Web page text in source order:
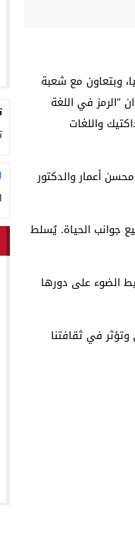
وبتعاون مع شعبة
“الرمز في اللغة
واللغات
محسن أعمار والدكتور
جوانب الحياة. يُسلط
الضوء على دورها
في ثقافتنا